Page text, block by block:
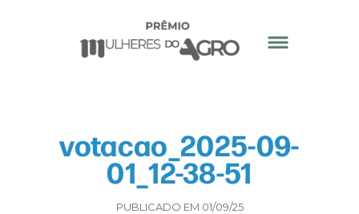
votacao_2025-09-
01_12-38-51
PUBLICADO EM 01/09/25